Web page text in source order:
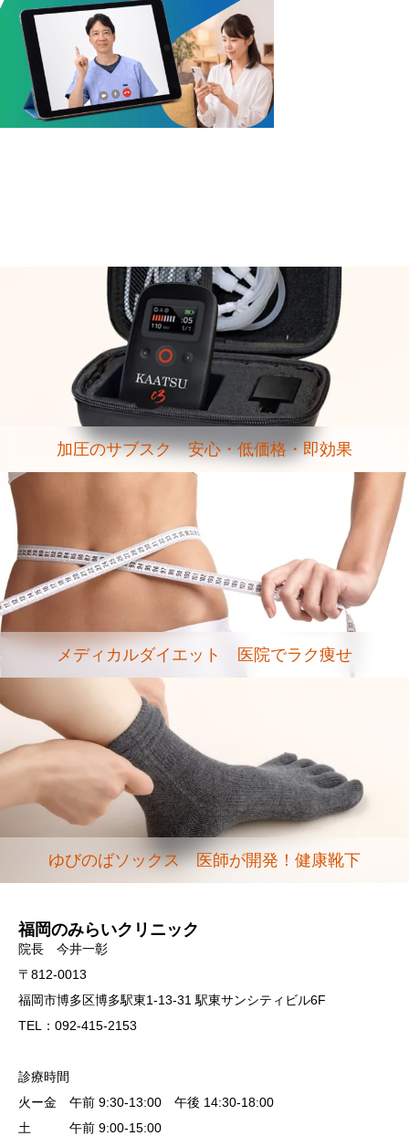
加圧のサブスク 安心・低価格・即効果
メディカルダイエット 医院でラク痩せ
ゆびのばソックス 医師が開発！健康靴下
福岡のみらいクリニック
院長 今井一彰
〒812-0013
福岡市博多区博多駅東1-13-31 駅東サンシティビル6F
TEL：092-415-2153
診療時間
火ー金 午前 9:30-13:00 午後 14:30-18:00
土 午前 9:00-15:00